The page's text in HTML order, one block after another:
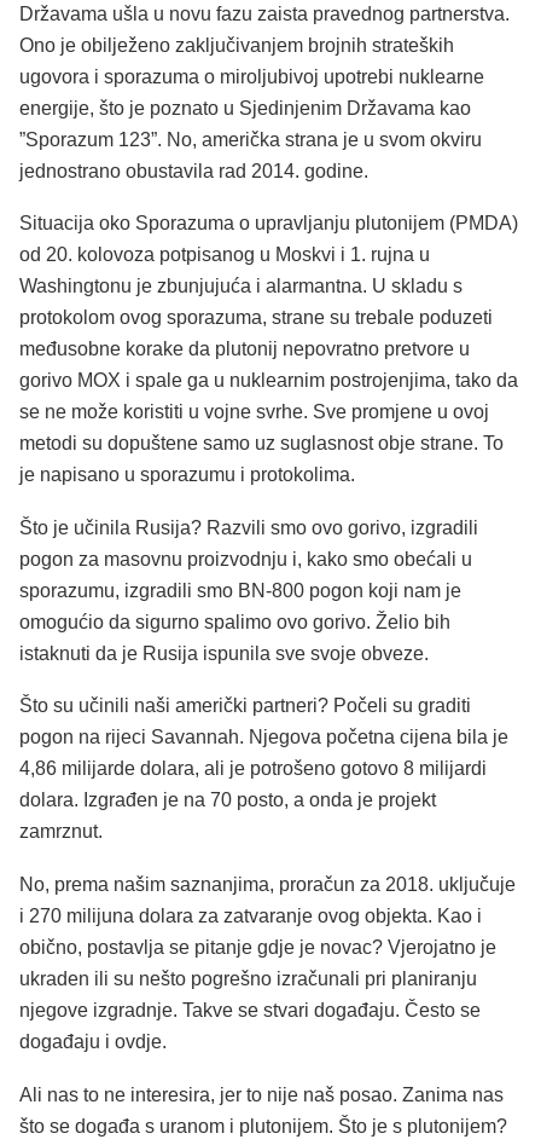
Državama ušla u novu fazu zaista pravednog partnerstva.
Ono je obilježeno zaključivanjem brojnih strateških
ugovora i sporazuma o miroljubivoj upotrebi nuklearne
energije, što je poznato u Sjedinjenim Državama kao
”Sporazum 123”. No, američka strana je u svom okviru
jednostrano obustavila rad 2014. godine.
Situacija oko Sporazuma o upravljanju plutonijem (PMDA)
od 20. kolovoza potpisanog u Moskvi i 1. rujna u
Washingtonu je zbunjujuća i alarmantna. U skladu s
protokolom ovog sporazuma, strane su trebale poduzeti
međusobne korake da plutonij nepovratno pretvore u
gorivo MOX i spale ga u nuklearnim postrojenjima, tako da
se ne može koristiti u vojne svrhe. Sve promjene u ovoj
metodi su dopuštene samo uz suglasnost obje strane. To
je napisano u sporazumu i protokolima.
Što je učinila Rusija? Razvili smo ovo gorivo, izgradili
pogon za masovnu proizvodnju i, kako smo obećali u
sporazumu, izgradili smo BN-800 pogon koji nam je
omogućio da sigurno spalimo ovo gorivo. Želio bih
istaknuti da je Rusija ispunila sve svoje obveze.
Što su učinili naši američki partneri? Počeli su graditi
pogon na rijeci Savannah. Njegova početna cijena bila je
4,86 ​​milijarde dolara, ali je potrošeno gotovo 8 milijardi
dolara. Izgrađen je na 70 posto, a onda je projekt
zamrznut.
No, prema našim saznanjima, proračun za 2018. uključuje
i 270 milijuna dolara za zatvaranje ovog objekta. Kao i
obično, postavlja se pitanje gdje je novac? Vjerojatno je
ukraden ili su nešto pogrešno izračunali pri planiranju
njegove izgradnje. Takve se stvari događaju. Često se
događaju i ovdje.
Ali nas to ne interesira, jer to nije naš posao. Zanima nas
što se događa s uranom i plutonijem. Što je s plutonijem?